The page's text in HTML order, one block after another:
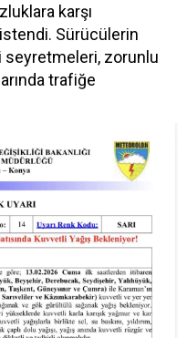
karşı
Sürücülerin
seyretmeleri, zorunlu
trafiğe